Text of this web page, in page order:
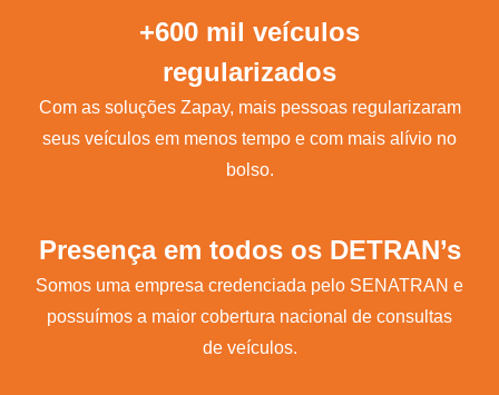
+600 mil veículos
regularizados
Com as soluções Zapay, mais pessoas regularizaram
seus veículos em menos tempo e com mais alívio no
bolso.
Presença em todos os DETRAN’s
Somos uma empresa credenciada pelo SENATRAN e
possuímos a maior cobertura nacional de consultas
de veículos.